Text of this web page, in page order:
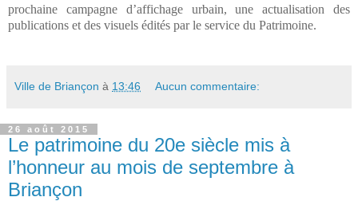
prochaine campagne d’affichage urbain, une actualisation des
publications et des visuels édités par le service du Patrimoine.
Ville de Briançon à 13:46 Aucun commentaire:
26 août 2015
Le patrimoine du 20e siècle mis à
l’honneur au mois de septembre à
Briançon